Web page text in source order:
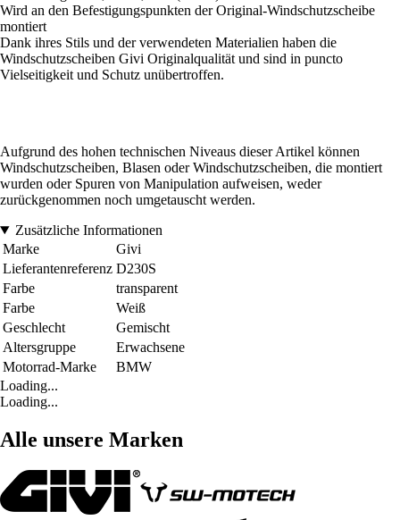
Wird an den Befestigungspunkten der Original-Windschutzscheibe
montiert
Dank ihres Stils und der verwendeten Materialien haben die
Windschutzscheiben Givi Originalqualität und sind in puncto
Vielseitigkeit und Schutz unübertroffen.
Aufgrund des hohen technischen Niveaus dieser Artikel können
Windschutzscheiben, Blasen oder Windschutzscheiben, die montiert
wurden oder Spuren von Manipulation aufweisen, weder
zurückgenommen noch umgetauscht werden.
Zusätzliche Informationen
Marke
Givi
Lieferantenreferenz D230S
Farbe
transparent
Farbe
Weiß
Geschlecht
Gemischt
Altersgruppe
Erwachsene
Motorrad-Marke
BMW
Loading...
Loading...
Alle unsere Marken